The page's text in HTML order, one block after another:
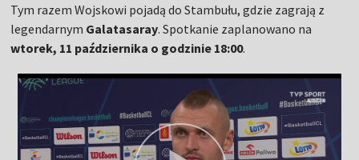
Tym razem Wojskowi pojadą do Stambułu, gdzie zagrają z
legendarnym Galatasaray. Spotkanie zaplanowano na
wtorek, 11 października o godzinie 18:00.